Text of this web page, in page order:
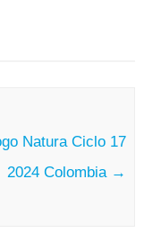
Natura Ciclo 17
2024 Colombia →